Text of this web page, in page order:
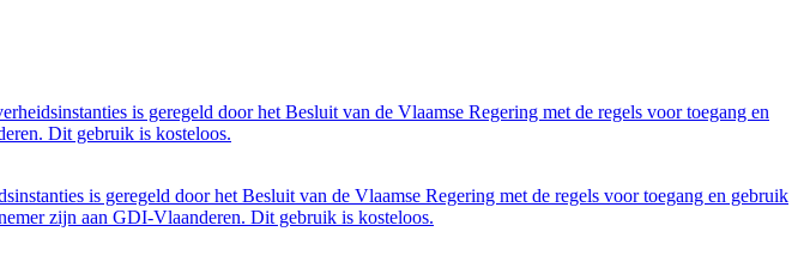
is geregeld door het Besluit van de Vlaamse Regering met de regels voor toegang en
Dit gebruik is kosteloos.
is geregeld door het Besluit van de Vlaamse Regering met de regels voor toegang en gebruik
zijn aan GDI-Vlaanderen. Dit gebruik is kosteloos.